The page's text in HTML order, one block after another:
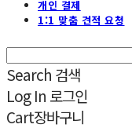
개인 결제
1:1 맞춤 견적 요청
Search 검색
Log In 로그인
Cart장바구니